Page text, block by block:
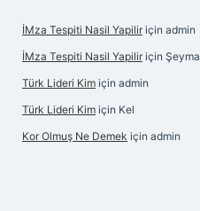
İMza Tespiti Nasil Yapilir için admin
İMza Tespiti Nasil Yapilir için Şeyma
Türk Lideri Kim için admin
Türk Lideri Kim için Kel
Kor Olmuş Ne Demek için admin